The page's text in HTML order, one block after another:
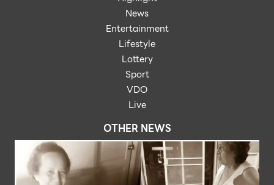
News
Entertainment
Lifestyle
Lottery
Sport
VDO
Live
OTHER NEWS